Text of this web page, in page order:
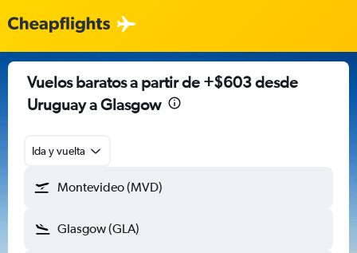
Vuelos baratos a partir de +$603 desde
Uruguay a Glasgow
Ida y vuelta
Montevideo (MVD)
Glasgow (GLA)